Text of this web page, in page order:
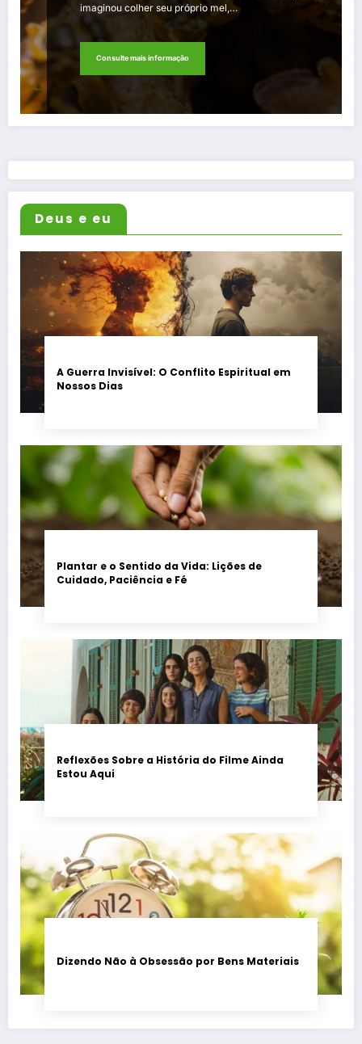
imaginou colher seu próprio mel,…
Consulte mais informação
Deus e eu
A Guerra Invisível: O Conflito Espiritual em
Nossos Dias
Plantar e o Sentido da Vida: Lições de
Cuidado, Paciência e Fé
Reflexões Sobre a História do Filme Ainda
Estou Aqui
Dizendo Não à Obsessão por Bens Materiais